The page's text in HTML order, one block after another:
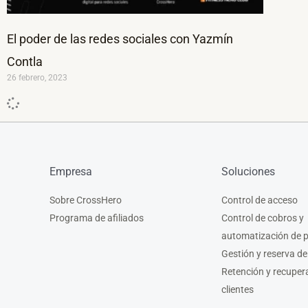
El poder de las redes sociales con Yazmín
Contla
26 febrero, 2023
Empresa
Sobre CrossHero
Programa de afiliados
Soluciones
Control de acceso
Control de cobros y
automatización de
Gestión y reserva
Retención y
clientes